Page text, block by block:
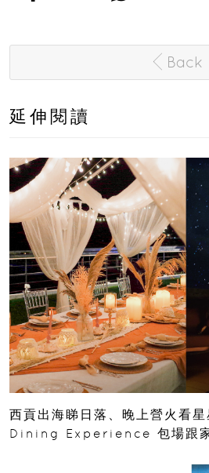
Back
延伸閱讀
西貢出海睇日落、晚上營火看
Dining Experience 包場跟家